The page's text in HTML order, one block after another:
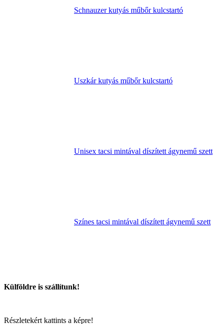
Schnauzer kutyás műbőr kulcstartó
Uszkár kutyás műbőr kulcstartó
Unisex tacsi mintával díszített ágynemű szett
Színes tacsi mintával díszített ágynemű szett
Külföldre is szállítunk!
Részletekért kattints a képre!